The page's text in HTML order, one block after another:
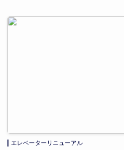
エレベーターリニューアル